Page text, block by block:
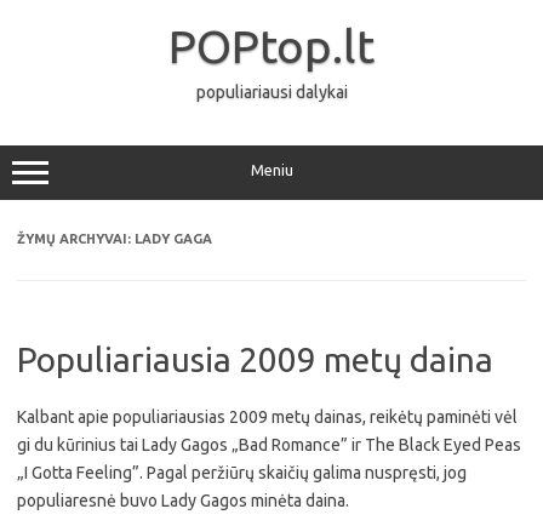
POPtop.lt
populiariausi dalykai
Meniu
ŽYMŲ ARCHYVAI: LADY GAGA
Populiariausia 2009 metų daina
Kalbant apie populiariausias 2009 metų dainas, reikėtų paminėti vėl
gi du kūrinius tai Lady Gagos „Bad Romance” ir The Black Eyed Peas
„I Gotta Feeling”. Pagal peržiūrų skaičių galima nuspręsti, jog
populiaresnė buvo Lady Gagos minėta daina.